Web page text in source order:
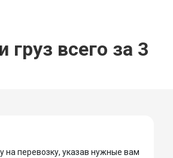
груз всего за 3
на перевозку, указав нужные вам